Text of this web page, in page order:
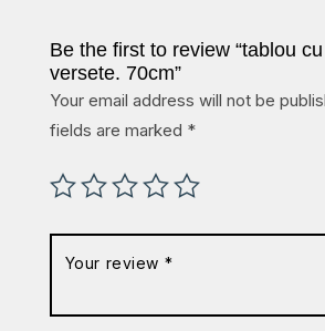
Be the first to review “tablou
versete. 70cm”
Your email address will not be
fields are marked *